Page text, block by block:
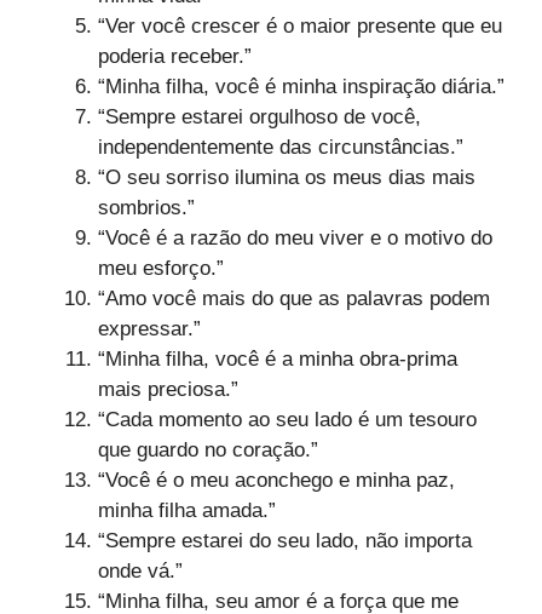
“Ver você crescer é o maior presente que eu
poderia receber.”
“Minha filha, você é minha inspiração diária.”
“Sempre estarei orgulhoso de você,
independentemente das circunstâncias.”
“O seu sorriso ilumina os meus dias mais
sombrios.”
“Você é a razão do meu viver e o motivo do
meu esforço.”
“Amo você mais do que as palavras podem
expressar.”
“Minha filha, você é a minha obra-prima
mais preciosa.”
“Cada momento ao seu lado é um tesouro
que guardo no coração.”
“Você é o meu aconchego e minha paz,
minha filha amada.”
“Sempre estarei do seu lado, não importa
onde vá.”
“Minha filha, seu amor é a força que me